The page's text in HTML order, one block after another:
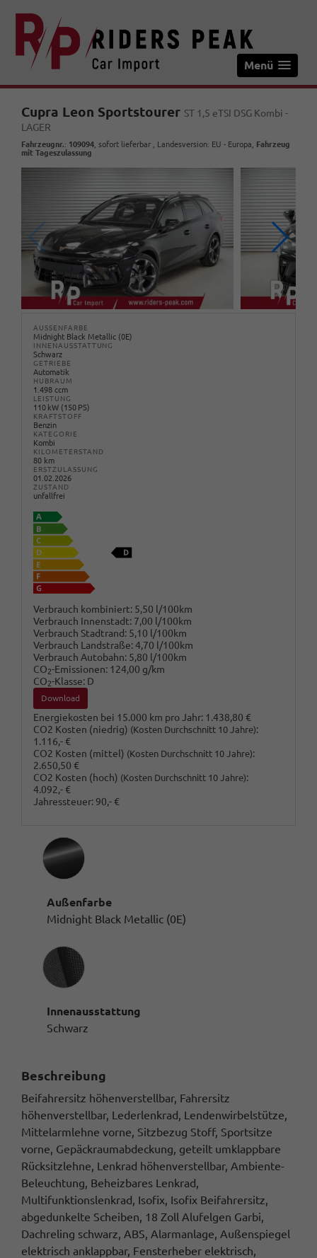
Menü
Cupra Leon Sportstourer ST 1,5 eTSI DSG Kombi -
LAGER
Fahrzeugnr.: 109094 sofort lieferbar , Landesversion: EU - Europa, Fahrzeug
mit Tageszulassung
AUSSENFARBE
Midnight Black Metallic (0E)
INNENAUSSTATTUNG
Schwarz
GETRIEBE
Automatik
HUBRAUM
1.498 ccm
LEISTUNG
110 kW (150 PS)
KRAFTSTOFF
Benzin
KATEGORIE
Kombi
KILOMETERSTAND
80 km
ERSTZULASSUNG
01.02.2026
ZUSTAND
unfallfrei
Verbrauch kombiniert: 5,50 l/100km
Verbrauch Innenstadt: 7,00 l/100km
Verbrauch Stadtrand: 5,10 l/100km
Verbrauch Landstraße:4,70 l/100km
Verbrauch Autobahn: 5,80 l/100km
CO2-Emissionen: 124,00 g/km
CO2-Klasse: D
Download
Energiekosten bei 15.000 km pro Jahr: 1.438,80 €
CO2 Kosten (niedrig) (Kosten Durchschnitt 10 Jahre):
1.116,- €
CO2 Kosten (mittel) (Kosten Durchschnitt 10 Jahre):
2.650,50 €
CO2 Kosten (hoch) (Kosten Durchschnitt 10 Jahre):
4.092,- €
Jahressteuer: 90,- €
Außenfarbe
Midnight Black Metallic (0E)
Innenausstattung
Innenausstattung
Schwarz
Beschreibung
Beifahrersitz höhenverstellbar, Fahrersitz
höhenverstellbar, Lederlenkrad, Lendenwirbelstütze,
Mittelarmlehne vorne, Sitzbezug Stoff, Sportsitze
vorne, Gepäckraumabdeckung, geteilt umklappbare
Rücksitzlehne, Lenkrad höhenverstellbar, Ambiente-
Beleuchtung, Beheizbares Lenkrad,
Multifunktionslenkrad, Isofix, Isofix Beifahrersitz,
abgedunkelte Scheiben, 18 Zoll Alufelgen Garbi,
Dachreling schwarz, ABS, Alarmanlage, Außenspiegel
elektrisch anklappbar, Fensterheber elektrisch,